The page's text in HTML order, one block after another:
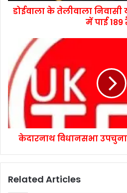
डोईवाला के तेलीवाला निवासी
में पाई
केदारनाथ विधानसभा
Related Articles